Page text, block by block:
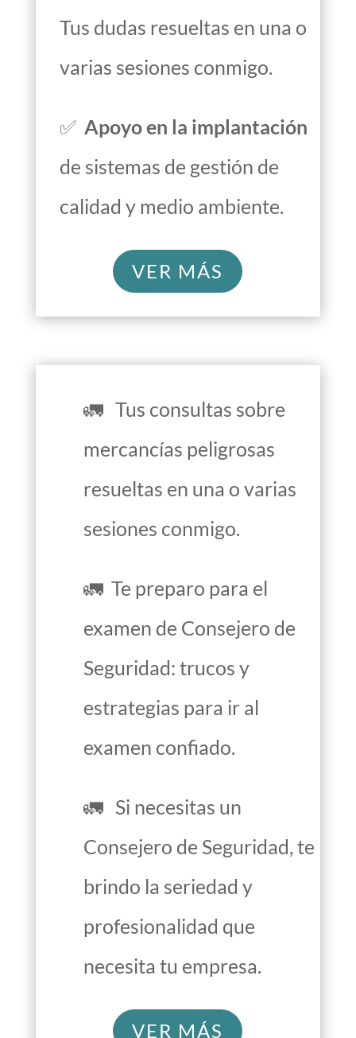
Tus dudas resueltas en una o
varias sesiones conmigo.
✅ Apoyo en la implantación
de sistemas de gestión de
calidad y medio ambiente.
VER MÁS
🚛 Tus consultas sobre
mercancías peligrosas
resueltas en una o varias
sesiones conmigo.
🚛 Te preparo para el
examen de Consejero de
Seguridad: trucos y
estrategias para ir al
examen confiado.
🚛 Si necesitas un
Consejero de Seguridad, te
brindo la seriedad y
profesionalidad que
necesita tu empresa.
VER MÁS